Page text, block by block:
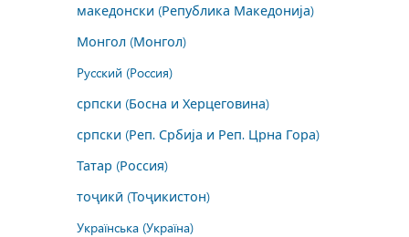
македонски (Република Македонија)
Монгол (Монгол)
Русский (Россия)
српски (Босна и Херцеговина)
српски (Реп. Србија и Реп. Црна Гора)
Татар (Россия)
тоҷикӣ (Тоҷикистон)
Українська (Україна)